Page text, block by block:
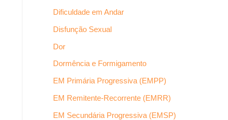
Dificuldade em Andar
Disfunção Sexual
Dor
Dormência e Formigamento
EM Primária Progressiva (EMPP)
EM Remitente-Recorrente (EMRR)
EM Secundária Progressiva (EMSP)